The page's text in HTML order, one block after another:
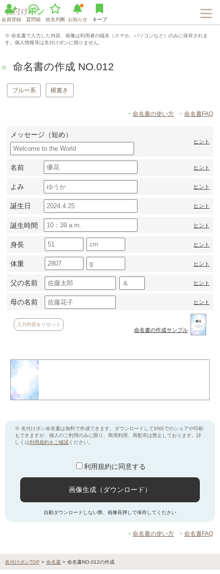
会員登録 質問箱 姓名判断 お知らせ キープ
※ 命名書で入力した内容、画像は利用者の端末（スマホ、パソコンなど）のみに保存されま
す。個人情報等は名付けポンに残りません。
命名書の作成 NO.012
ブルー系 横書き
命名書の使い方 命名書FAQ
メッセージ（短め）
ヒント
名前 ヒント
よみ ヒント
誕生日 ヒント
誕生時間 ヒント
身長 ヒント
体重 ヒント
父の名前 ヒント
母の名前 ヒント
入力内容をリセット
命名書の作成サンプル
※ 名付けポン命名書は無料で作成できます。ダウンロードしてSNSでのシェアや印刷
もできますが、個人のご利用のみに限り、商用利用、再配布は禁止しております。詳
しくは利用規約をご確認ください。
利用規約に同意する
画像生成（ダウンロード）
自動ダウンロードしない際、画像長押しで保存してください
命名書の使い方 命名書FAQ
名付けポンTOP > 命名書 > 命名書NO.012の作成